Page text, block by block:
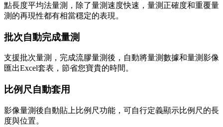
點長度平均法量測，除了量測速度快速，量測正確度和重覆量
測的再現性都有相當穩定的表現。
批次自動完成量測
支援批次量測，完成流膠量測後，自動將量測數據和量測影像
匯出Excel套表，節省您寶貴的時間。
比例尺自動套用
影像量測後自動貼上比例尺功能，可自行定義顯示比例尺的長
度與位置。